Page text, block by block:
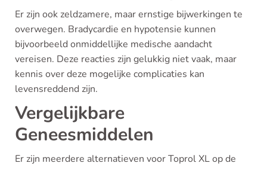
Er zijn ook zeldzamere, maar ernstige bijwerkingen te
overwegen. Bradycardie en hypotensie kunnen
bijvoorbeeld onmiddellijke medische aandacht
vereisen. Deze reacties zijn gelukkig niet vaak, maar
kennis over deze mogelijke complicaties kan
levensreddend zijn.
Vergelijkbare
Geneesmiddelen
Er zijn meerdere alternatieven voor Toprol XL op de